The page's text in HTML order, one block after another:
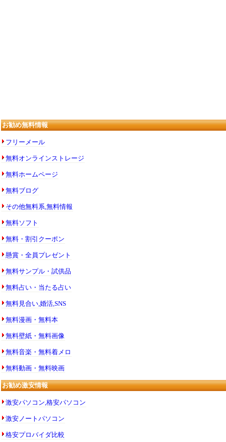
お勧め無料情報
フリーメール
無料オンラインストレージ
無料ホームページ
無料ブログ
その他無料系,無料情報
無料ソフト
無料・割引クーポン
懸賞・全員プレゼント
無料サンプル・試供品
無料占い・当たる占い
無料見合い,婚活,SNS
無料漫画・無料本
無料壁紙・無料画像
無料音楽・無料着メロ
無料動画・無料映画
お勧め激安情報
激安パソコン,格安パソコン
激安ノートパソコン
格安プロバイダ比較